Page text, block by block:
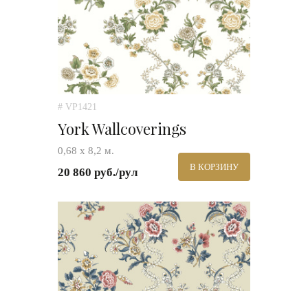
# VP1421
York Wallcoverings
0,68 х 8,2 м.
20 860 руб./рул В КОРЗИНУ